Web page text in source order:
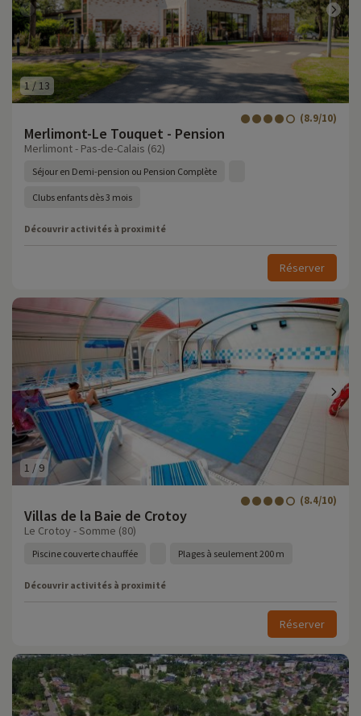
1 / 13
Merlimont-Le Touquet - Pension
(8.9/10)
Merlimont - Pas-de-Calais (62)
Séjour en Demi-pension ou Pension Complète
Clubs enfants dès 3 mois
Découvrir activités à proximité
Réserver
1 /9
Villas de la Baie de Crotoy
(8.4/10)
Le Crotoy - Somme (80)
Piscine couverte chauffée Plages à seulement 200 m
Découvrir activités à proximité
Réserver